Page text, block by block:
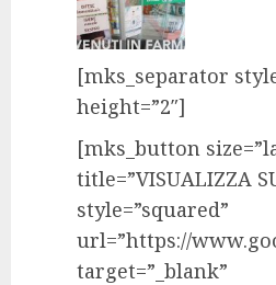
[mks_separator
height=”2″]
[mks_button
title=”VISUALIZZA
style=”squared”
url=”https://
target=”_blank”